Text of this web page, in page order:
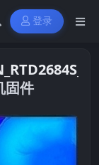
登录
固件